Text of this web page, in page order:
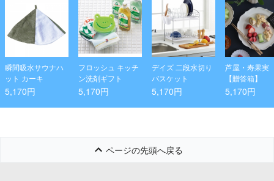
瞬間吸水サウナハ
ット カーキ
5,170円
フロッシュ キッチ
ン洗剤ギフト
5,170円
デイズ 二段水切り
バスケット
5,170円
芦屋・寿果
【贈答箱】
5,170円
ページの先頭へ戻る